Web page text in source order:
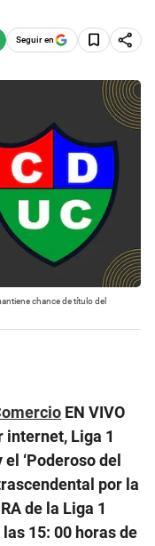
Seguir en
chance de título del
EN VIVO
internet, Liga 1
‘Poderoso del
por la
de la Liga 1
15: 00 horas de